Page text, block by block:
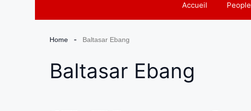
Accueil People
Home Baltasar Ebang
Baltasar Ebang